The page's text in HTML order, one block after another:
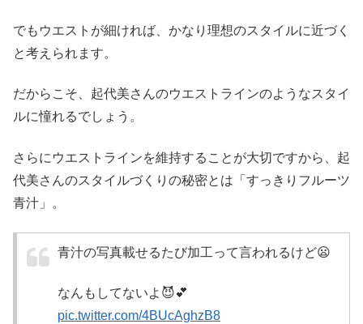
でもウエストが細ければ、かなり理想のスタイルに近づく
と考えられます。
だからこそ、起代美さんのウエストラインのようなスタイ
ルに憧れるでしょう。
さらにウエストラインを維持することが大切ですから、起
代美さんのスタイルづくりの秘密とは「すっきりフルーツ
青汁」。
青汁の写真載せるたび加工って言われるけど😦
なんもしてないよ😈💕
pic.twitter.com/4BUcAghzB8